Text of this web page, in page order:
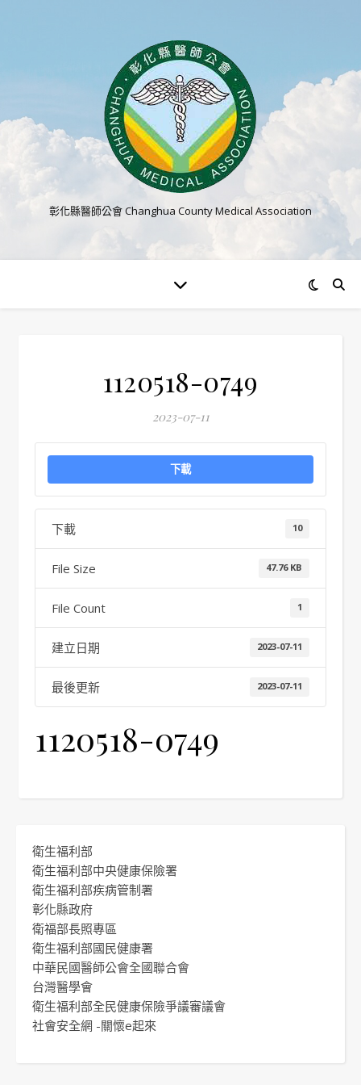
彰化縣醫師公會 Changhua County Medical Association
1120518-0749
2023-07-11
下載
下載 10
File Size 47.76 KB
File Count 1
建立日期 2023-07-11
最後更新 2023-07-11
1120518-0749
衛生福利部
衛生福利部中央健康保險署
衛生福利部疾病管制署
彰化縣政府
衛福部長照專區
衛生福利部國民健康署
中華民國醫師公會全國聯合會
台灣醫學會
衛生福利部全民健康保險爭議審議會
社會安全網 -關懷e起來